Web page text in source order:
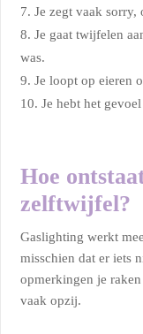
Je zegt vaak sorry,
Je gaat twijfelen
was.
Je loopt op eieren
Je hebt het
Hoe
zelftwijfel?
Gaslighting werkt
misschien dat er iets
opmerkingen je
vaak opzij.